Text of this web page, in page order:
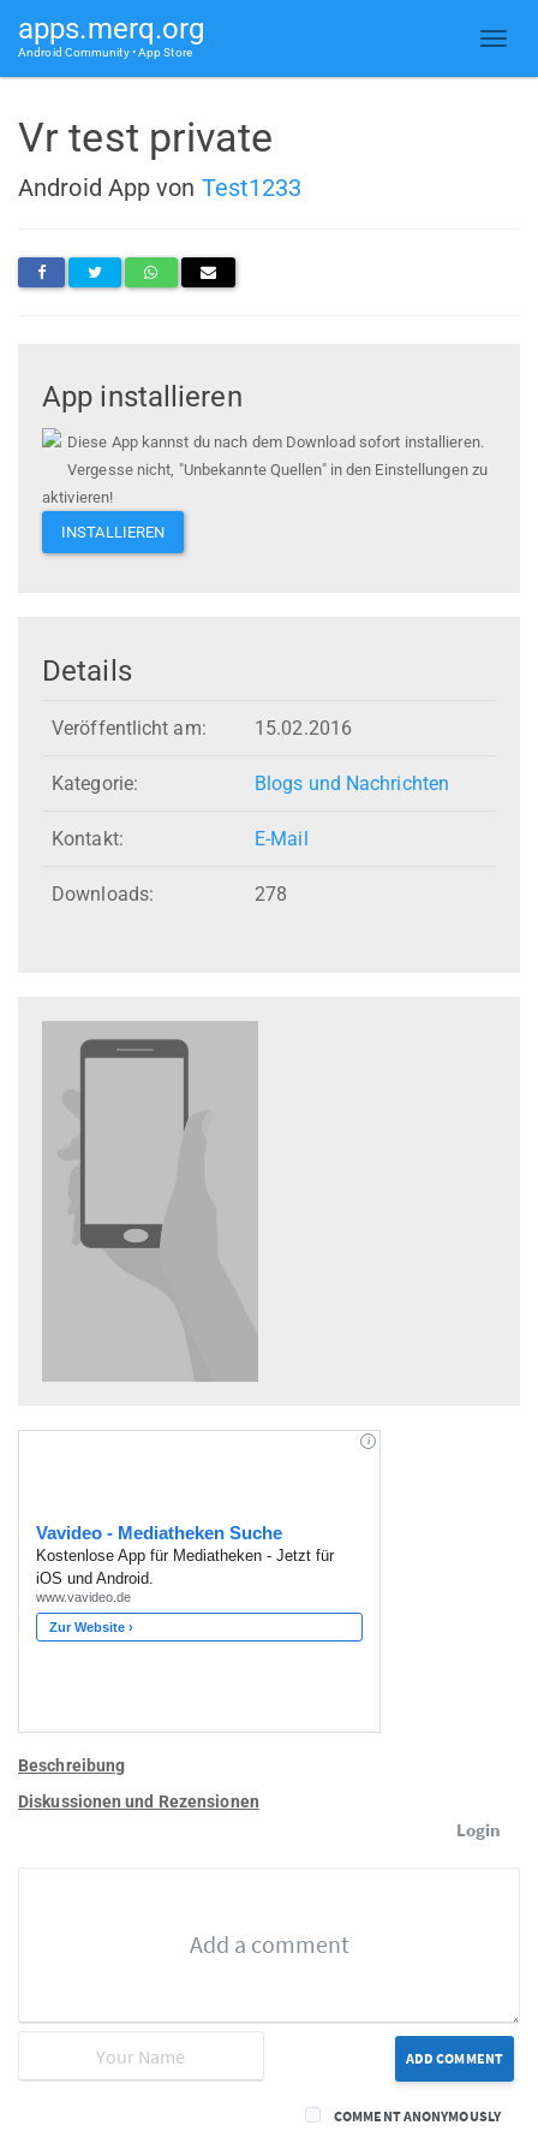
apps.merq.org
Android Community • App Store
Vr test private
Android App von Test1233
App installieren
Diese App kannst du nach dem Download sofort installieren.
Vergesse nicht, "Unbekannte Quellen" in den Einstellungen zu
aktivieren!
INSTALLIEREN
Details
Veröffentlicht am: 15.02.2016
Kategorie: Blogs und Nachrichten
Kontakt: E-Mail
Downloads: 278
Beschreibung
Diskussionen und Rezensionen
Login
ADD COMMENT
COMMENT ANONYMOUSLY